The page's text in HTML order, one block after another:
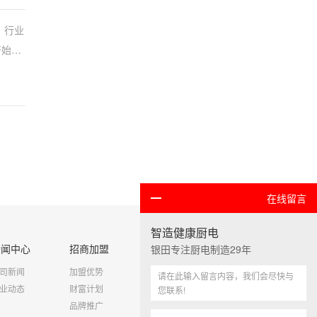
行业
消
发
中心
新闻
动态
招商加盟
加盟优势
财富计划
品牌推广
客户服务
售后服务
联系我们
联系我们
在线留言
智造健康厨电
银田专注厨电制造29年